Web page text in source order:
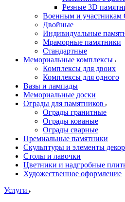
Резные 3D
Военным и
Двойные
Индивидуальные
Мраморные памятники
Стандартные
Мемориальные комплексы
Комплексы для двоих
Комплексы для одного
Вазы и лампады
Мемориальные доски
Ограды для памятников
Ограды гранитные
Ограды кованые
Ограды сварные
Премиальные памятники
Скульптуры и элементы
Столы и лавочки
Цветники и надгробные
Художественное оформление
Услуги